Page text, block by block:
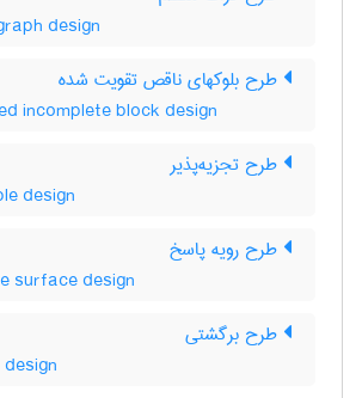
design
طرح بلوکهای ناقص تقویت شده
incomplete block design
طرح تجزیه‌پذیر
design
طرح رویه پاسخ
surface design
طرح برگشتی